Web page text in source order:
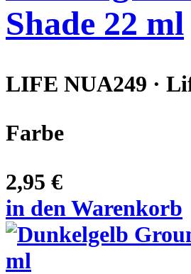
Shade 22 ml
LIFE NUA249 ·
Farbe
2,95 €
in den Warenkorb